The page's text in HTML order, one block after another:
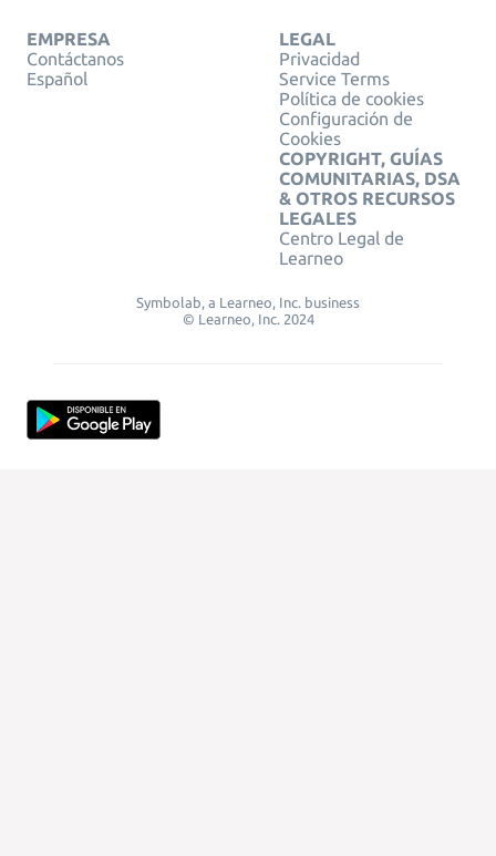
EMPRESA
Contáctanos
Español
LEGAL
Privacidad
Service Terms
Política de cookies
Configuración de
Cookies
COPYRIGHT, GUÍAS
COMUNITARIAS, DSA
& OTROS RECURSOS
LEGALES
Centro Legal de
Learneo
Symbolab, a Learneo, Inc. business
© Learneo, Inc. 2024